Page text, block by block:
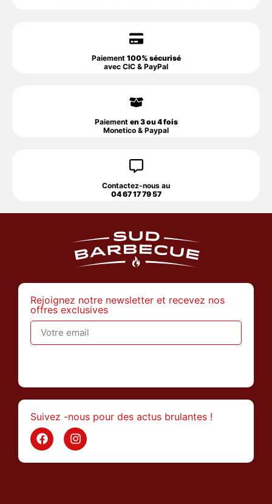
Paiement 100% sécurisé
avec CIC & PayPal
Paiement en 3 ou 4 fois
Monetico & Paypal
Contactez-nous au
04 67 17 79 57
Rejoignez notre newsletter et recevez nos
offres exclusives
Suivez -nous pour des actus brulantes !